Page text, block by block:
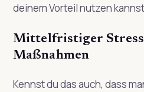
deinem Vorteil nutzen
Mittelfristiger
Maßnahmen
Kennst du das auch, dass